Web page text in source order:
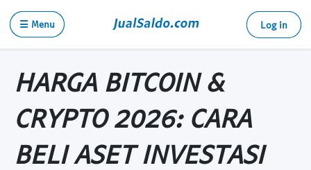
☰ Menu Log in
HARGA BITCOIN &
CRYPTO 2026: CARA
BELI ASET INVESTASI